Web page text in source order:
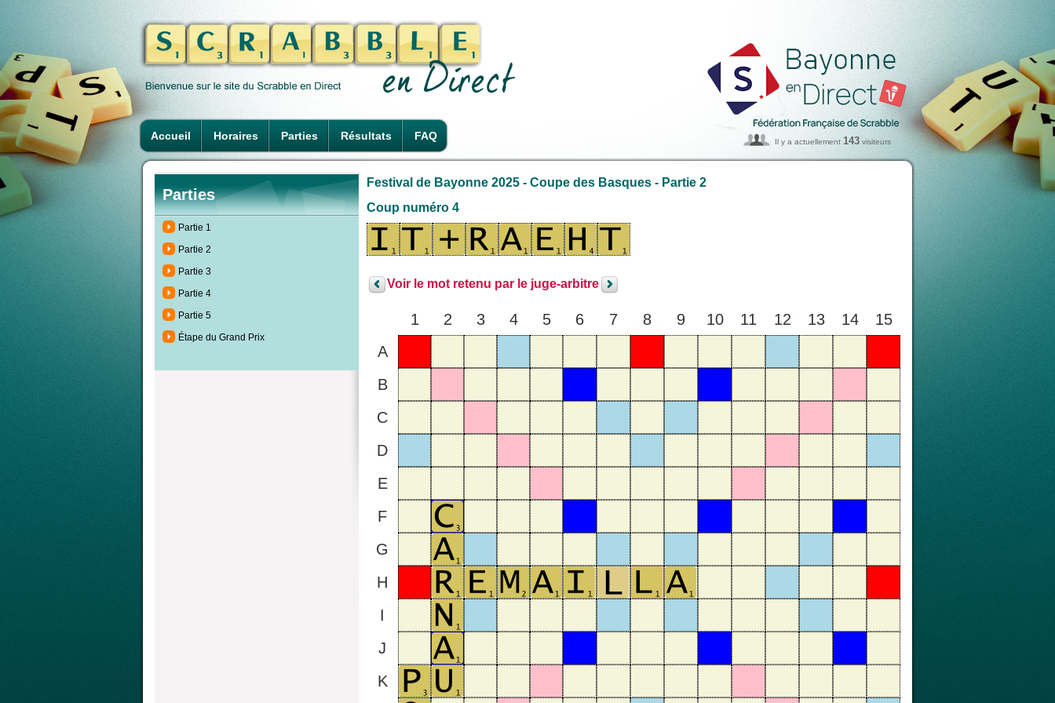
Accueil Horaires Parties Résultats FAQ Il y a actuellement 143 visiteurs
Parties
Partie 1
Partie 2
Partie 3
Partie 4
Partie 5
Étape du Grand Prix
Festival de Bayonne 2025 - Coupe des Basques - Partie 2
Coup numéro 4
Voir le mot retenu par le juge-arbitre
1 2 3 4 5 6 7 8 9 10 11 12 13 14
15
A
B
C
D
E
F
G
H
I
J
K